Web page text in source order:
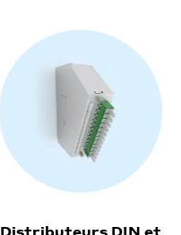
Distributeurs DIN et